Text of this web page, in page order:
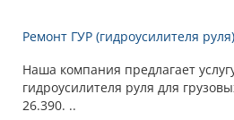
Ремонт ГУР (гидроусилителя
Наша компания предлагает
гидроусилителя руля для
26.390. ..